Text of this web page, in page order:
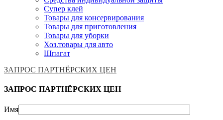
Супер клей
Товары для консервирования
Товары для приготовления
Товары для уборки
Хоз.товары для авто
Шпагат
ЗАПРОС ПАРТНЁРСКИХ ЦЕН
ЗАПРОС ПАРТНЁРСКИХ ЦЕН
Имя